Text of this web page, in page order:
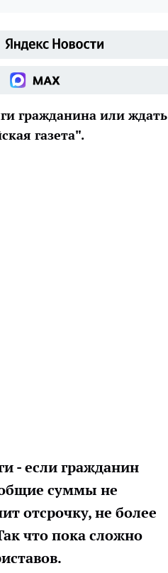
гражданина или ждать
газета".
- если гражданин
общие суммы не
отсрочку, не более
что пока сложно